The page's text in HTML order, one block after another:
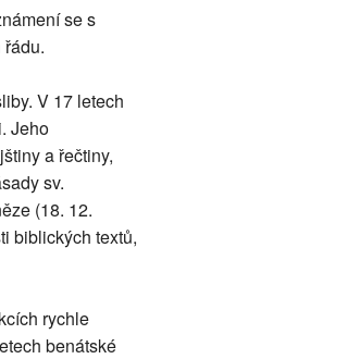
se s
V 17 letech
Jeho
a řečtiny,
sv.
(18. 12.
biblických textů,
rychle
benátské